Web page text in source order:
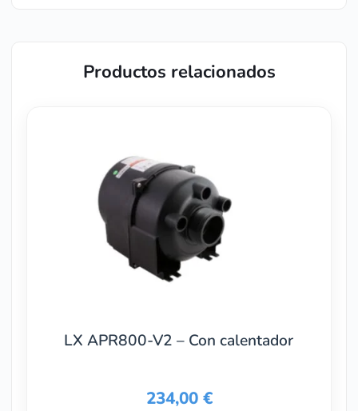
Productos relacionados
LX APR800-V2 – Con calentador
234,00 €